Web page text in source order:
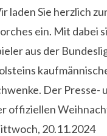
laden Sie herzlich
ein. Mit dabei
aus der
Der Presse-
offiziellen
20.11.2024